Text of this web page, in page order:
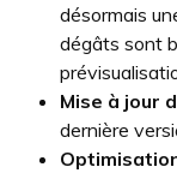
désormais
dégâts sont
Mise à jour
dernière